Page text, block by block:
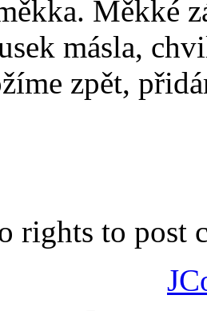
Měkké
másla,
zpět,
rights to post